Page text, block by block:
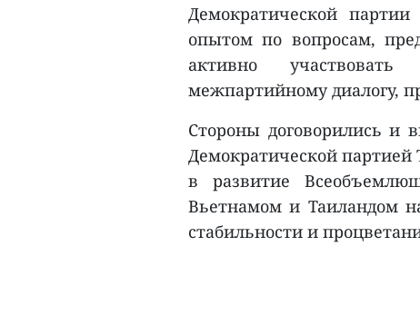
Демократической
опытом по вопросам,
активно
межпартийному диалогу,
Стороны договорились и
Демократической
в развитие
Вьетнамом и Таиландом
стабильности и